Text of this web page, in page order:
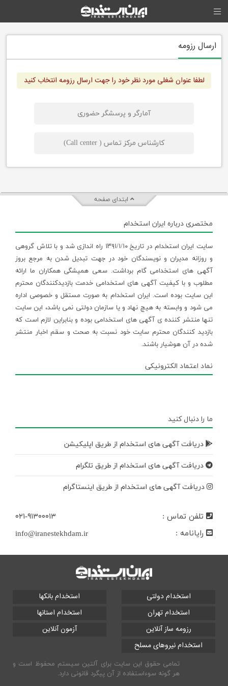
ارسال رزومه
لطفا عنوان شغلی مورد نظر خود را جهت ارسال رزومه انتخاب کنید
آمارگر و پرسشگر حضوری
کارشناس مرکز تماس ( Call center)
ابتدای صفحه
مختصری درباره ایران استخدام
سایت ایران استخدام در تاریخ ۱۳۹۱/۱/۱۰ راه اندازی شد و با تلاش گروهی
و روزانه مدیران و نویسندگان خود در جهت تبدیل شدن به مرجع بروز
آگهی های استخدامی گام برداشت. سعی همیشگی همکاران ما ارائه
مطلوب و با کیفیت آگهی های استخدامی خدمت بازدیدکنندگان محترم
این سایت بوده است. ایران استخدام به صورت مستقل و خصوصی اداره
می شود و وابسته به هیچ نهاد و یا سازمان دولتی نمی باشد، این سایت
تنها منتشر کننده ی آگهی های استخدامی بوده و بنابراین لازم است که
بازدید کنندگان محترم سایت خود نسبت به صحت و سقم اخبار منتشر
شده در آن هوشیار باشند.
نماد اعتماد الکترونیکی
ما را دنبال کنید
دریافت آگهی های استخدام از طریق اپلیکیشن
دریافت آگهی های استخدام از طریق تلگرام
دریافت آگهی های استخدام از طریق اینستاگرام
تلفن تماس :
۰۲۱-۹۱۳۰۰۰۱۳
رایانامه :
info@iranestekhdam.ir
استخدام دولتی
استخدام بانکها
استخدام تهران
استخدام استانها
رزومه ساز آنلاین
آزمون آنلاین
استخدام نیروهای مسلح
تمامی حقوق این سایت برای آلتین سیستم محفوظ است و
هر گونه سوءاستفاده از آن پیگرد قانونی دارد.